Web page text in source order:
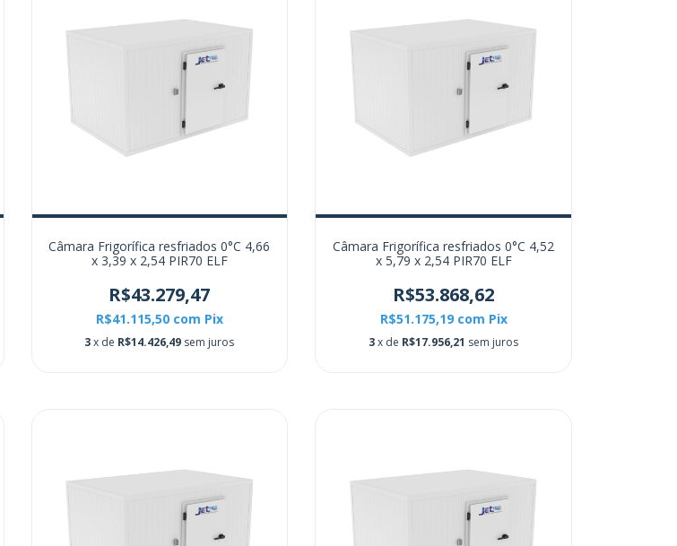
Câmara Frigorífica resfriados 0°C 4,66
x 3,39 x 2,54 PIR70 ELF
R$43.279,47
R$41.115,50 com Pix
3 x de R$14.426,49 sem juros
Câmara Frigorífica resfriados 0°C 4,52
x 5,79 x 2,54 PIR70 ELF
R$53.868,62
R$51.175,19 com Pix
3x de R$17.956,21 sem juros